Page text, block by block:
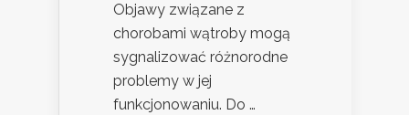
Objawy związane z
chorobami wątroby mogą
sygnalizować różnorodne
problemy w jej
funkcjonowaniu. Do …